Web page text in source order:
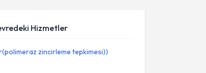
Hizmetler
zincirleme tepkimesi))